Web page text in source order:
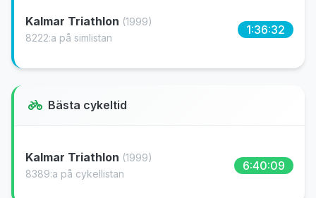
Kalmar Triathlon (1999)
8222:a på simlistan
1:36:32
Bästa cykeltid
Kalmar Triathlon (1999)
8389:a på cykellistan
6:40:09